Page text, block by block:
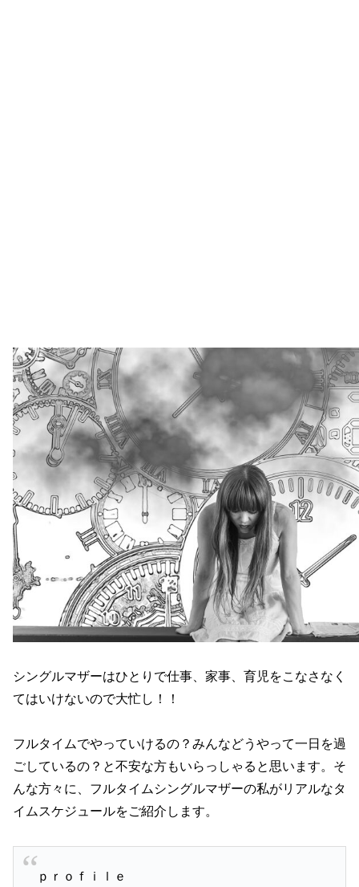
シングルマザーはひとりで仕事、家事、育児をこなさなく
てはいけないので大忙し！！
フルタイムでやっていけるの？みんなどうやって一日を過
ごしているの？と不安な方もいらっしゃると思います。そ
んな方々に、フルタイムシングルマザーの私がリアルなタ
イムスケジュールをご紹介します。
ｐｒｏｆｉｌｅ